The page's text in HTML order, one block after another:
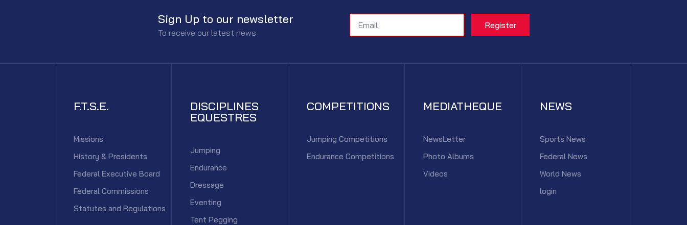
Sign Up to our newsletter
To receive our latest news
F.T.S.E.
Missions
History & Presidents
Federal Executive Board
Federal Commissions
Statutes and Regulations
DISCIPLINES
EQUESTRES
Jumping
Endurance
Dressage
Eventing
Tent Pegging
COMPETITIONS
Jumping Competitions
Endurance Competitions
MEDIATHEQUE
NewsLetter
Photo Albums
Videos
NEWS
Sports News
Federal News
World News
login